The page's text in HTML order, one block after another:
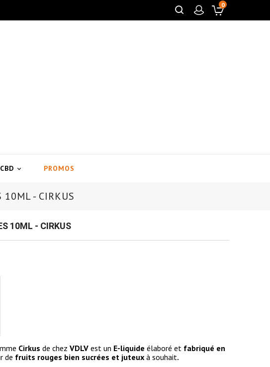
0

CBD PROMOS
10ML - CIRKUS
10ML - CIRKUS
Cirkus de chez VDLV est un E-liquide élaboré et fabriqué en
de fruits rouges bien sucrées et juteux à souhait.